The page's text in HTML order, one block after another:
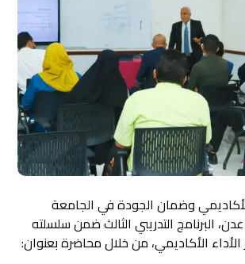
وضمان الجودة في الجامعة
عدن، البرنامج التدريبي الثالث ضمن سلسلته
الأكاديمي، من خلال محاضرة بعنوان: